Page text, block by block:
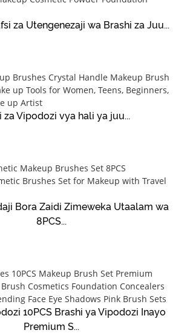
za Utengenezaji wa Brashi za Juu...
za Vipodozi vya hali ya juu...
Bora Zaidi Zimeweka Utaalam wa
8PCS...
10PCS Brashi ya Vipodozi Inayo
Premium S...